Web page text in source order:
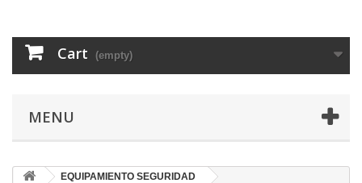
Cart (empty)
MENU
EQUIPAMIENTO SEGURIDAD